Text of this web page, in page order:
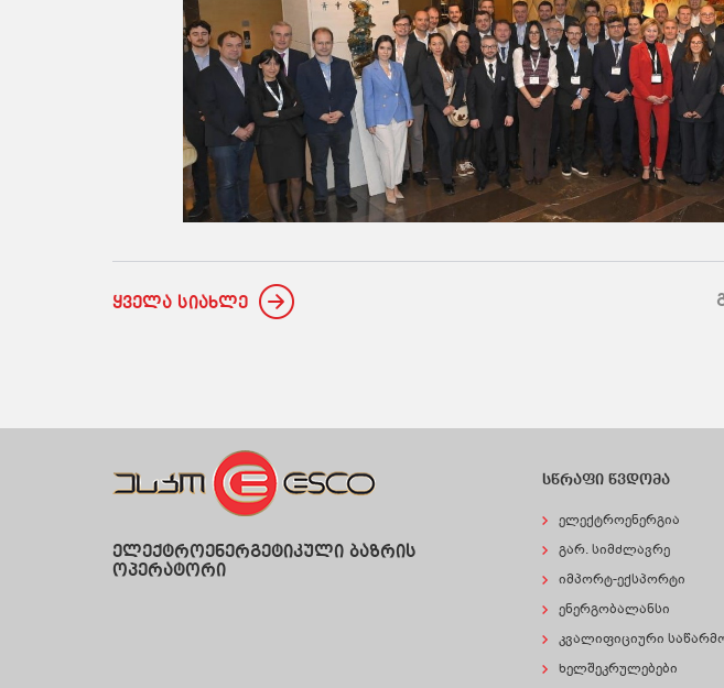
ყველა სიახლე
ელექტროენერგეტიკული ბაზრის
ოპერატორი
სწრაფი წვდომა
ელექტროენერგია
გარ. სიმძლავრე
იმპორტ-ექსპორტი
ენერგობალანსი
კვალიფიციური
ხელშეკრულებები